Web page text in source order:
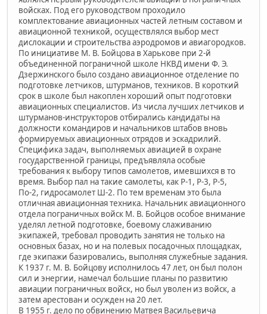
войсках. Под его руководством проходило
комплектование авиационных частей летным составом и
авиационной техникой, осуществлялся выбор мест
дислокации и строительства аэродромов и авиагородков.
По инициативе М. В. Бойцова в Харькове при 2-й
объединенной пограничной школе НКВД имени Ф. Э.
Дзержинского было создано авиационное отделение по
подготовке летчиков, штурманов, техников. В короткий
срок в школе был накоплен хороший опыт подготовки
авиационных специалистов. Из числа лучших летчиков и
штурманов-инструкторов отбирались кандидаты на
должности командиров и начальников штабов вновь
формируемых авиационных отрядов и эскадрилий.
Специфика задач, выполняемых авиацией в охране
государственной границы, предъявляла особые
требования к выбору типов самолетов, имевшихся в то
время. Выбор пал на такие самолеты, как Р-1, Р-3, Р-5,
По-2, гидросамолет Ш-2. По тем временам это была
отличная авиационная техника. Начальник авиационного
отдела пограничных войск М. В. Бойцов особое внимание
уделял летной подготовке, боевому слаживанию
экипажей, требовал проводить занятия не только на
основных базах, но и на полевых посадочных площадках,
где экипажи базировались, выполняя служебные задания.
К 1937 г. М. В. Бойцову исполнилось 47 лет, он был полон
сил и энергии, намечал большие планы по развитию
авиации пограничных войск, но был уволен из войск, а
затем арестован и осужден на 20 лет.
В 1955 г. дело по обвинению Матвея Васильевича